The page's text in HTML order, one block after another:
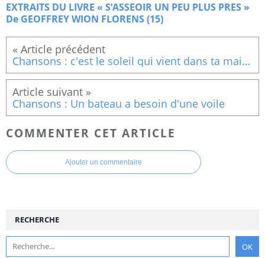
EXTRAITS DU LIVRE « S’ASSEOIR UN PEU PLUS PRES »
De GEOFFREY WION FLORENS (15)
Chansons : c'est le soleil qui vient dans ta maison
Chansons : Un bateau a besoin d'une voile
COMMENTER CET ARTICLE
Ajouter un commentaire
RECHERCHE